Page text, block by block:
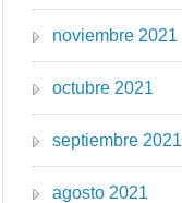
noviembre 2021
octubre 2021
septiembre 2021
agosto 2021